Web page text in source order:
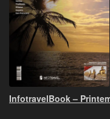
InfotravelBook –